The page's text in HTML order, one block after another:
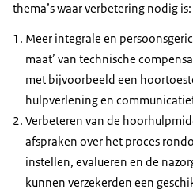
thema’s waar verbetering nodig is:
Meer integrale en
maat’ van technische
met bijvoorbeeld een
hulpverlening en
Verbeteren van de
afspraken over het proces
instellen, evalueren en de
kunnen verzekerden een